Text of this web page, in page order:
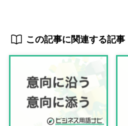
この記事に関連する記事